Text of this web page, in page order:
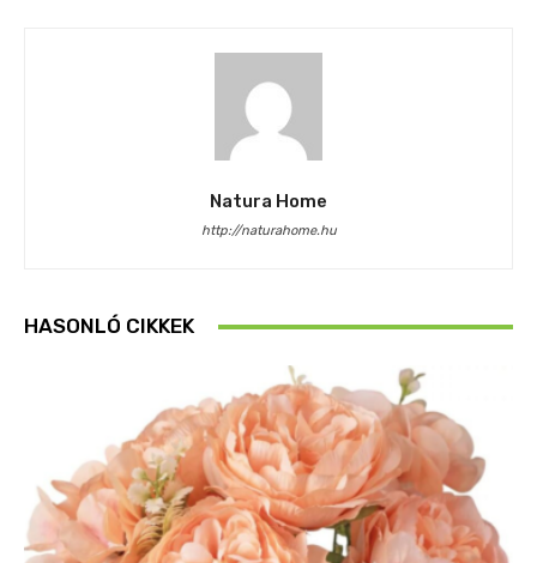
Natura Home
http://naturahome.hu
HASONLÓ CIKKEK